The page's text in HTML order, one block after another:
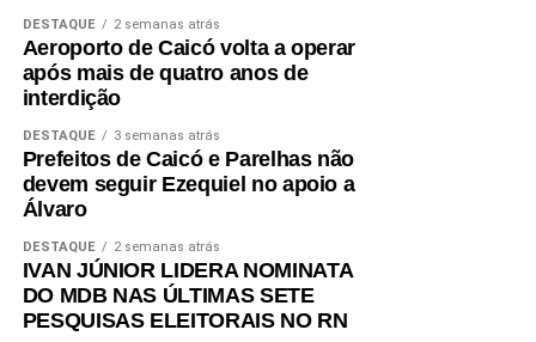
históricos, o planejamento, os investimentos e a parceria
entre Estado, municípios e Governo Federal estão
recolocando a educação potiguar em um novo patamar.
DESTAQUE 2 semanas atrás
Aeroporto de Caicó volta a operar
após mais de quatro anos de
interdição
DESTAQUE 3 semanas atrás
Prefeitos de Caicó e Parelhas não
devem seguir Ezequiel no apoio a
Álvaro
DESTAQUE 2 semanas atrás
IVAN JÚNIOR LIDERA NOMINATA
DO MDB NAS ÚLTIMAS SETE
PESQUISAS ELEITORAIS NO RN